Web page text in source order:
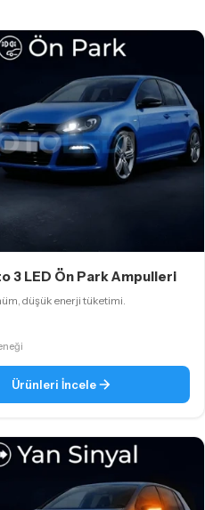
3 LED Ön Park Ampulleri
düşük enerji tüketimi.
Ürünleri İncele